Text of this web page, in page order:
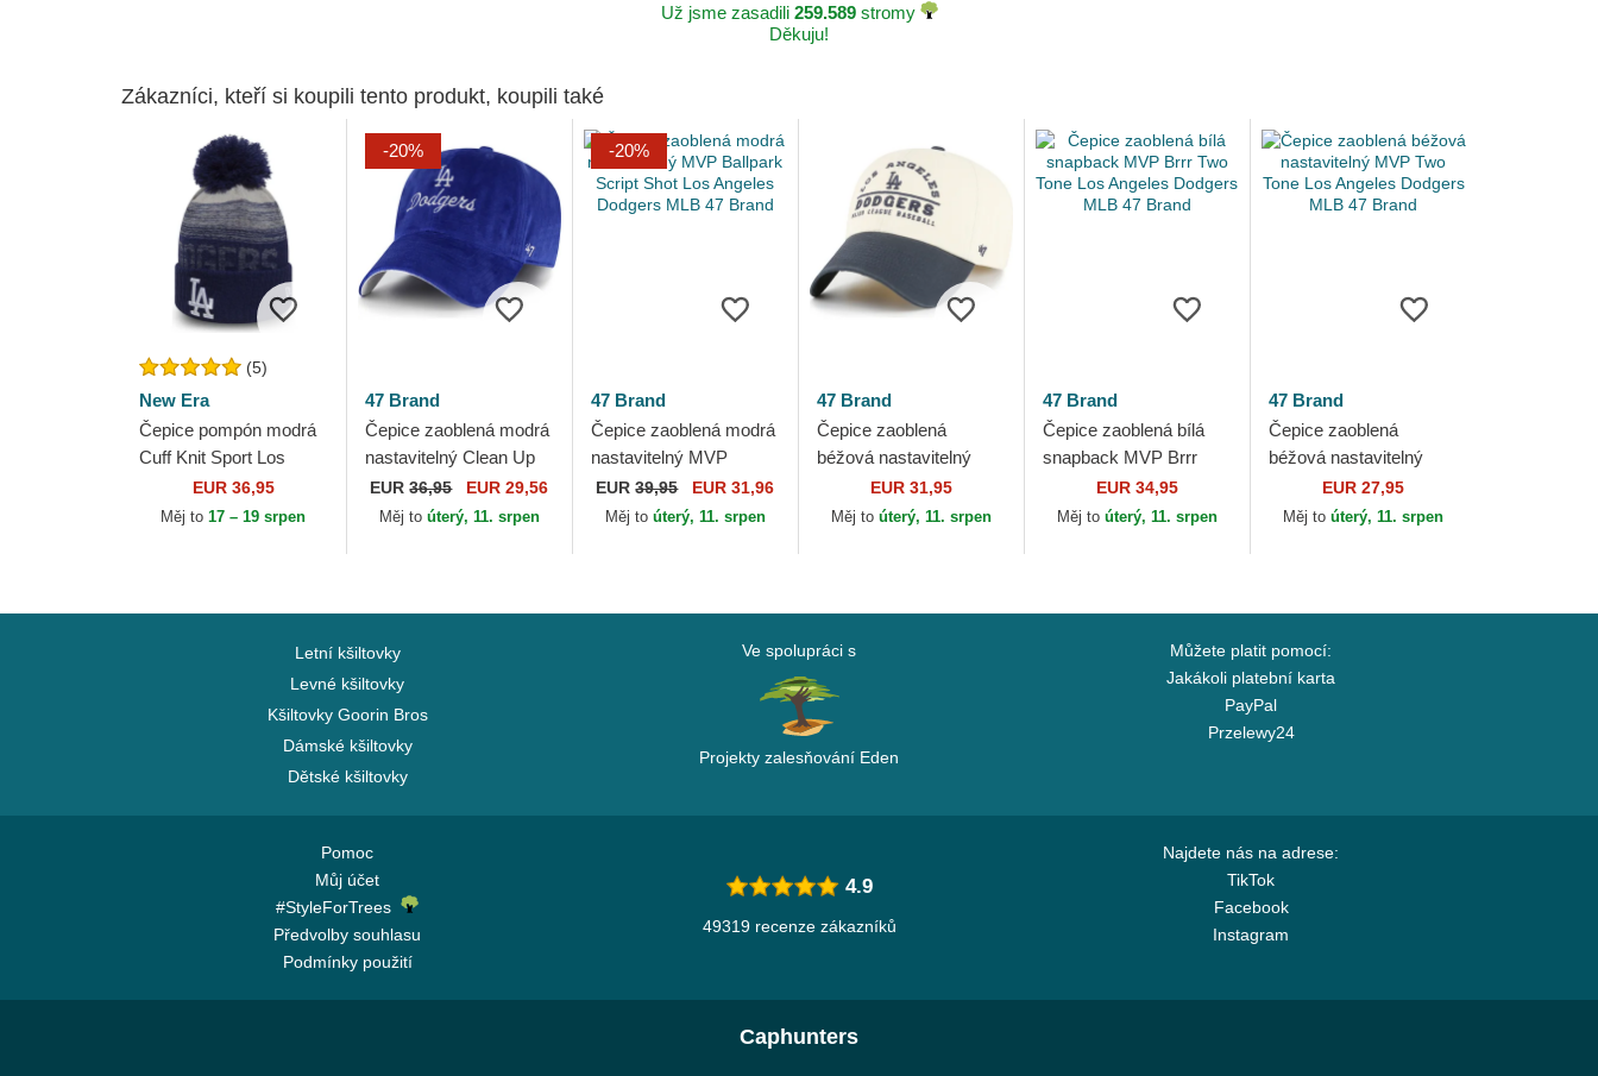
Už jsme zasadili 259.589stromy
Děkuju!
Zákazníci, kteří si koupili tento produkt, koupili také
(5)
New Era
Čepice pompón modrá
Cuff Knit Sport Los
Angeles Dodgers MLB
New Era
EUR 36,95
Měj to17 – 19 srpen
-20%
47 Brand
Čepice zaoblená modrá
nastavitelný Clean Up
Spirited Los Angeles
Dodgers MLB 47 Brand
EUR36,95 EUR 29,56
Měj to úterý, 11. srpen
-20%
47 Brand
Čepice zaoblená modrá
nastavitelný MVP
Ballpark Script Shot Los
Angeles Dodgers MLB
EUR39,95 EUR 31,96
Měj to úterý, 11. srpen
47 Brand
Čepice zaoblená
béžová nastavitelný
Clean Up Windham Los
Angeles Dodgers MLB
EUR 31,95
Měj to úterý, 11. srpen
47 Brand
Čepice zaoblená bílá
snapback MVP Brrr
Two Tone Los Angeles
Dodgers MLB 47 Brand
EUR 34,95
Měj to úterý, 11. srpen
47 Brand
Čepice zaoblená
béžová nastavitelný
MVP Two Tone Los
Angeles Dodgers MLB
EUR 27,95
Měj toúterý, 11. srpen
Letní kšiltovky
Levné kšiltovky
Kšiltovky Goorin Bros
Dámské kšiltovky
Dětské kšiltovky
Ve spolupráci s
Projekty zalesňování Eden
Můžete platit pomocí:
Jakákoli platební karta
PayPal
Przelewy24
Pomoc
Můj účet
#StyleForTrees
Předvolby souhlasu
Podmínky použití
Najdete nás na adrese:
TikTok
Facebook
Instagram
4.9
49319 recenze zákazníků
Caphunters